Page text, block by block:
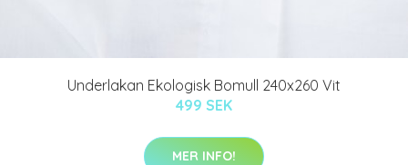
Underlakan Ekologisk Bomull 240x260 Vit
499 SEK
MER INFO!